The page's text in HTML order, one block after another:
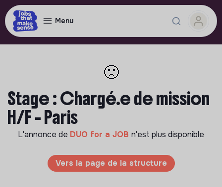
Menu
🙁
Stage : Chargé.e de mission
H/F - Paris
L'annonce de DUO for a JOB n'est plus disponible
Vers la page de la structure